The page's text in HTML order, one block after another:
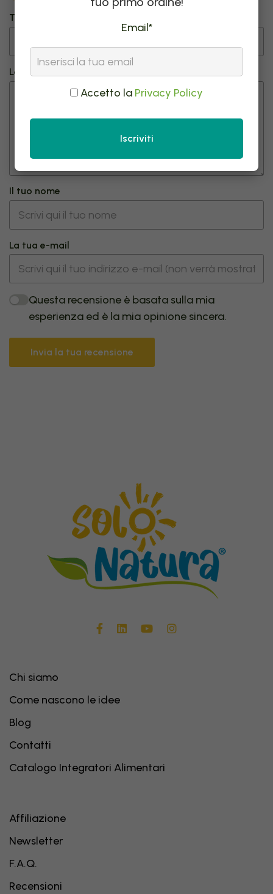
Titolo della tua recensione
La tua recensione
Il tuo nome
La tua e-mail
Questa recensione è basata sulla mia
esperienza ed è la mia opinione sincera.
Invia la tua recensione
Chi siamo
Come nascono le idee
Blog
Contatti
Catalogo Integratori Alimentari
Affiliazione
Newsletter
F.A.Q.
Recensioni
Email*
Accetto la Privacy Policy
Iscriviti